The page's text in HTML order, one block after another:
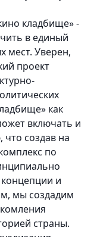
кладбище» -
в единый
мест. Уверен,
проект
как
включать и
создав на
по
и
мы создадим
страны.